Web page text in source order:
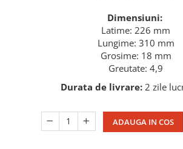
Dimensiuni:
Latime: 226 mm
Lungime: 310 mm
Grosime: 18 mm
Greutate: 4,9
Durata de livrare:2 zile
ADAUGA IN COS